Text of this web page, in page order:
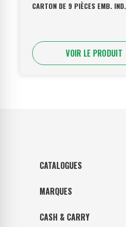
CARTON DE 9 PIÈCES EMB. IND.
VOIR LE PRODUIT
CATALOGUES
MARQUES
CASH & CARRY